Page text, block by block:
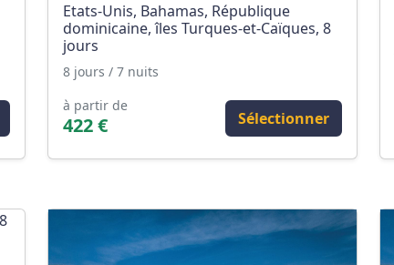
Etats-Unis, Bahamas, République
dominicaine, îles Turques-et-Caïques, 8
jours
8 jours / 7 nuits
à partir de
422 € Sélectionner